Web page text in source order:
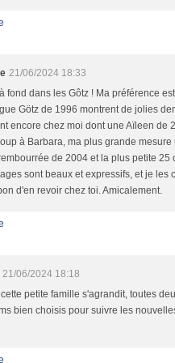
21/06/2024 18:33
fond dans les Gôtz ! Ma préférence
Götz de 1996 montrent de jolies
encore chez moi dont une Aïleen de
à Barbara, ma plus grande
de 2004 et la plus petite
sont beaux et expressifs, et je
d'en revoir chez toi. Amicalement.
21/06/2024 18:18
cette petite famille s'agrandit, toutes
bien choisis pour suivre les